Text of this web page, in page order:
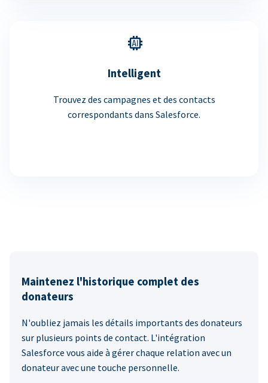
Intelligent
Trouvez des campagnes et des contacts
correspondants dans Salesforce.
Maintenez l'historique complet des
donateurs
N'oubliez jamais les détails importants des donateurs
sur plusieurs points de contact. L'intégration
Salesforce vous aide à gérer chaque relation avec un
donateur avec une touche personnelle.